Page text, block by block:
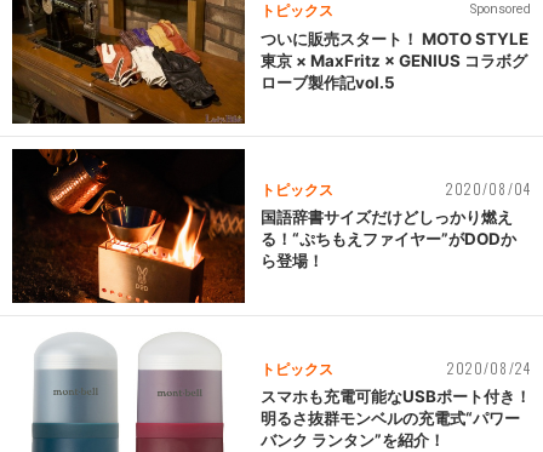
トピックス Sponsored
ついに販売スタート！ MOTO STYLE
東京 × MaxFritz × GENIUS コラボグ
ローブ製作記vol.5
トピックス 2020/08/04
国語辞書サイズだけどしっかり燃え
る！“ぷちもえファイヤー”がDODか
ら登場！
トピックス 2020/08/24
スマホも充電可能なUSBポート付き！
明るさ抜群モンベルの充電式“パワー
バンク ランタン”を紹介！